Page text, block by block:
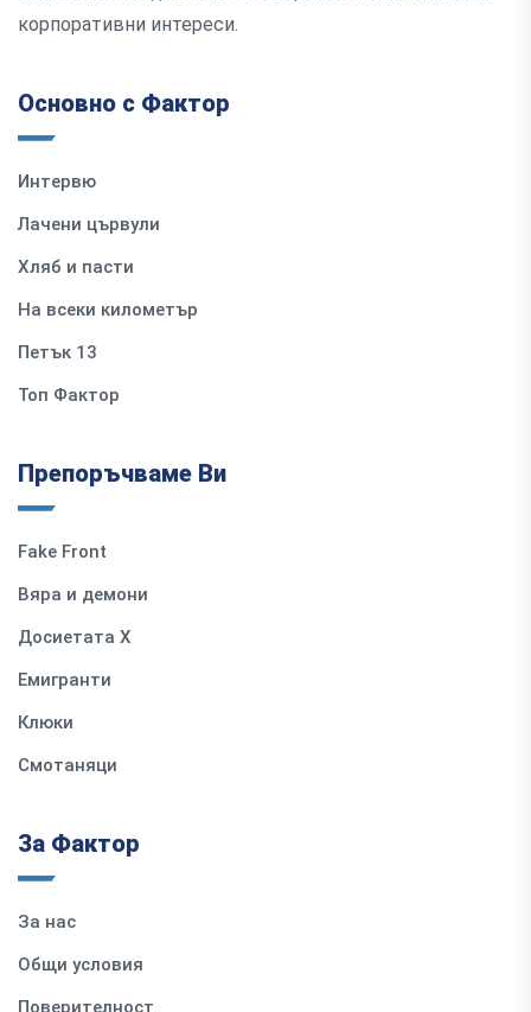
корпоративни интереси.
Основно с Фактор
Интервю
Лачени цървули
Хляб и пасти
На всеки километър
Петък 13
Топ Фактор
Препоръчваме Ви
Fake Front
Вяра и демони
Досиетата Х
Емигранти
Клюки
Смотаняци
За Фактор
За нас
Общи условия
Поверителност